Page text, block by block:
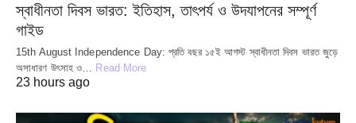
স্বাধীনতা দিবস ভারত: ইতিহাস, তাৎপর্য ও উদযাপনের সম্পূর্ণ
গাইড
15th August Independence Day: প্রতি বছর ১৫ই আগস্ট স্বাধীনতা দিবস ভারত জুড়ে
অসাধারণ উৎসাহ ও…
Read More
23 hours ago